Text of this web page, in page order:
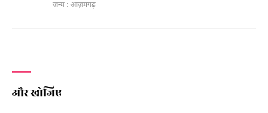
जन्म : आज़मगढ़
और खोजिए